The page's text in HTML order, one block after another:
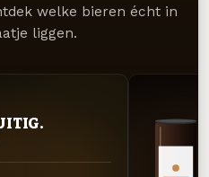
welke bieren écht in
liggen.